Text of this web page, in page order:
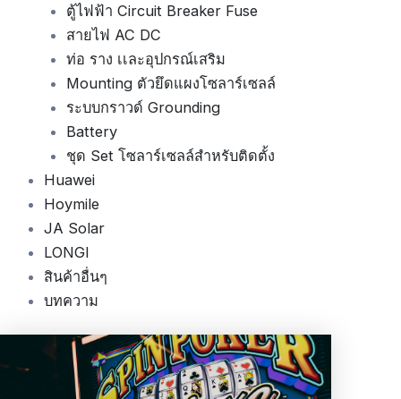
ตู้ไฟฟ้า Circuit Breaker Fuse
สายไฟ AC DC
ท่อ ราง เเละอุปกรณ์เสริม
Mounting ตัวยึดแผงโซลาร์เซลล์
ระบบกราวด์ Grounding
Battery
ชุด Set โซลาร์เซลล์สำหรับติดตั้ง
Huawei
Hoymile
JA Solar
LONGI
สินค้าอื่นๆ
บทความ